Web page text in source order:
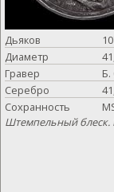
Дьяков
Диаметр
Гравер
Б.
Серебро
Сохранность
Штемпельный блеск.